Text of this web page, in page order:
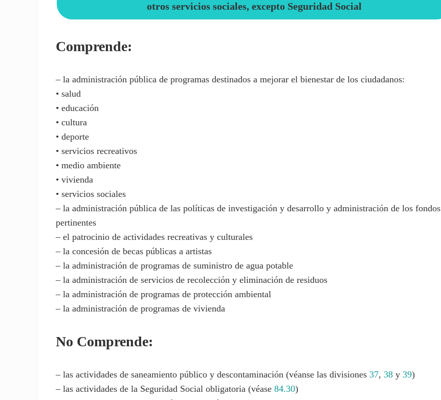
otros servicios sociales, excepto Seguridad Social
Comprende:
– la administración pública de programas destinados a mejorar el bienestar de los ciudadanos:
• salud
• educación
• cultura
• deporte
• servicios recreativos
• medio ambiente
• vivienda
• servicios sociales
– la administración pública de las políticas de investigación y desarrollo y administración de los fondos
pertinentes
– el patrocinio de actividades recreativas y culturales
– la concesión de becas públicas a artistas
– la administración de programas de suministro de agua potable
– la administración de servicios de recolección y eliminación de residuos
– la administración de programas de protección ambiental
– la administración de programas de vivienda
No Comprende:
– las actividades de saneamiento público y descontaminación (véanse las divisiones37,38 y39)
– las actividades de la Seguridad Social obligatoria (véase84.30)